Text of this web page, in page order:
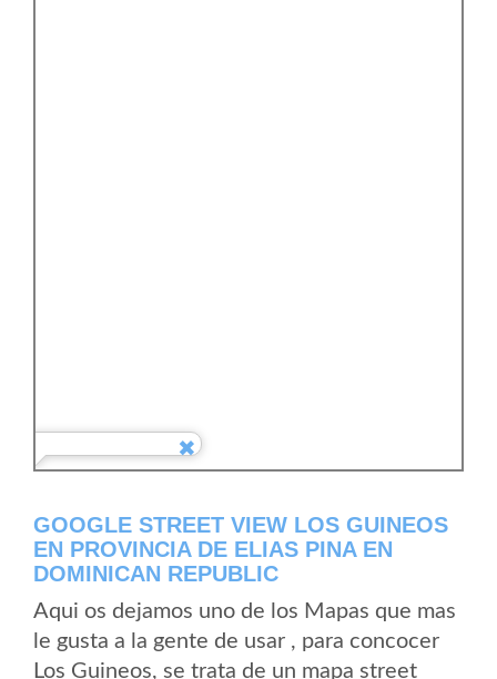
GOOGLE STREET VIEW LOS GUINEOS
EN PROVINCIA DE ELIAS PINA EN
DOMINICAN REPUBLIC
Aqui os dejamos uno de los Mapas que mas
le gusta a la gente de usar , para concocer
Los Guineos, se trata de un mapa street